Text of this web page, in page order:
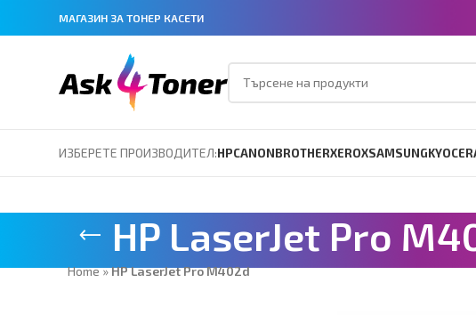
МАГАЗИН ЗА ТОНЕР КАСЕТИ
ИЗБЕРЕТЕ ПРОИЗВОДИТЕЛ:HPCANONBROTHERXEROXSAMSUNG
HP LaserJet Pro
Home»HP LaserJet Pro M402d